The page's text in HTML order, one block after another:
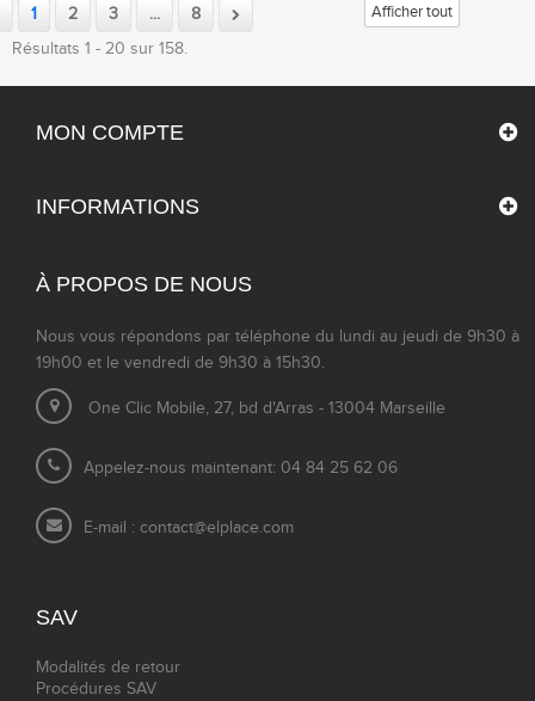
Afficher tout
1 2 3 ...
8
Résultats 1 - 20 sur 158.
MON COMPTE
INFORMATIONS
À PROPOS DE NOUS
Nous vous répondons par téléphone du lundi au jeudi de 9h30 à
19h00 et le vendredi de 9h30 à 15h30.
One Clic Mobile, 27, bd d'Arras - 13004 Marseille
Appelez-nous maintenant: 04 84 25 62 06
E-mail : contact@elplace.com
SAV
Modalités de retour
Procédures SAV